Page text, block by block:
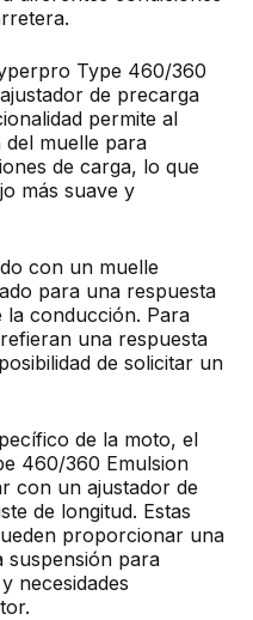
Type 460/360
de precarga
permite al
muelle para
de carga, lo que
más suave y
con un muelle
para una respuesta
la conducción. Para
una respuesta
de solicitar un
de la moto, el
460/360 Emulsion
con un ajustador de
de longitud. Estas
proporcionar una
suspensión para
necesidades